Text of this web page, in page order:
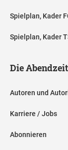
Spielplan, Kader
Spielplan, Kader
Die
Autoren und
Karriere / Jobs
Abonnieren